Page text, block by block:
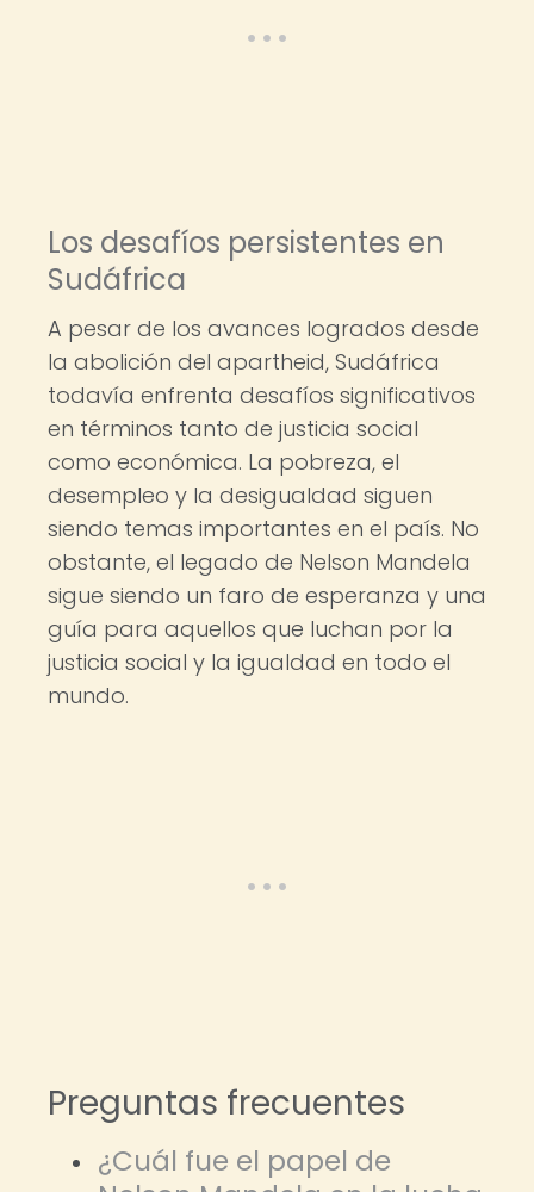
Los desafíos persistentes en
Sudáfrica
A pesar de los avances logrados desde
la abolición del apartheid, Sudáfrica
todavía enfrenta desafíos significativos
en términos tanto de justicia social
como económica. La pobreza, el
desempleo y la desigualdad siguen
siendo temas importantes en el país. No
obstante, el legado de Nelson Mandela
sigue siendo un faro de esperanza y una
guía para aquellos que luchan por la
justicia social y la igualdad en todo el
mundo.
Preguntas frecuentes
¿Cuál fue el papel de